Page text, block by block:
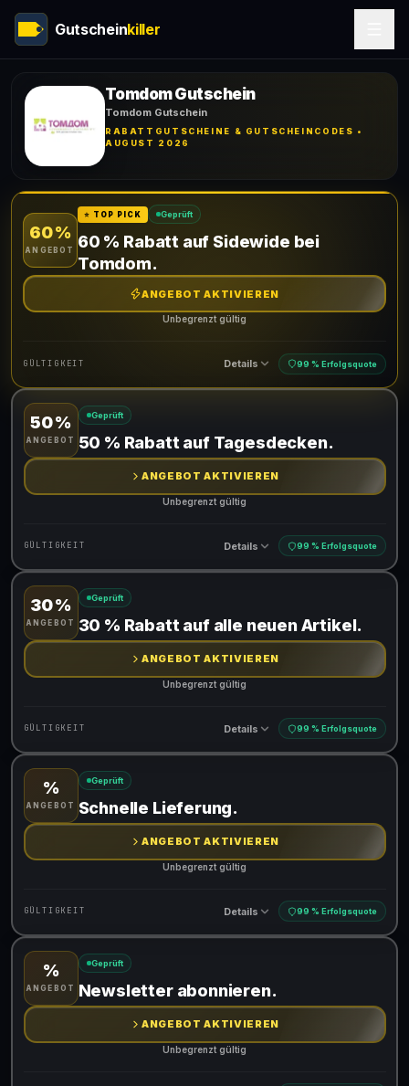
Gutscheinkiller
Tomdom Gutschein
Tomdom Gutschein
RABATTGUTSCHEINE & GUTSCHEINCODES •
AUGUST 2026
60 %
ANGEBOT
⭐ TOP PICK Geprüft
60 % Rabatt auf Sidewide bei
Tomdom.
ANGEBOT AKTIVIEREN
Unbegrenzt gültig
GÜLTIGKEIT Details 99 % Erfolgsquote
Gültig für teilnehmende Produkte
50 %
ANGEBOT
Geprüft
50 % Rabatt auf Tagesdecken.
ANGEBOT AKTIVIEREN
Unbegrenzt gültig
GÜLTIGKEIT Details 99 % Erfolgsquote
Gültig für teilnehmende Produkte
30 %
ANGEBOT
Geprüft
30 % Rabatt auf alle neuen Artikel.
ANGEBOT AKTIVIEREN
Unbegrenzt gültig
GÜLTIGKEIT Details 99 % Erfolgsquote
Gültig für teilnehmende Produkte
%
ANGEBOT
Geprüft
Schnelle Lieferung.
ANGEBOT AKTIVIEREN
Unbegrenzt gültig
GÜLTIGKEIT Details 99 % Erfolgsquote
Gültig für teilnehmende Produkte
%
ANGEBOT
Geprüft
Newsletter abonnieren.
ANGEBOT AKTIVIEREN
Unbegrenzt gültig